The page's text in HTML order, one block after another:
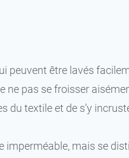
peuvent être lavés
pas se froisser
textile et de s’y
imperméable, mais se